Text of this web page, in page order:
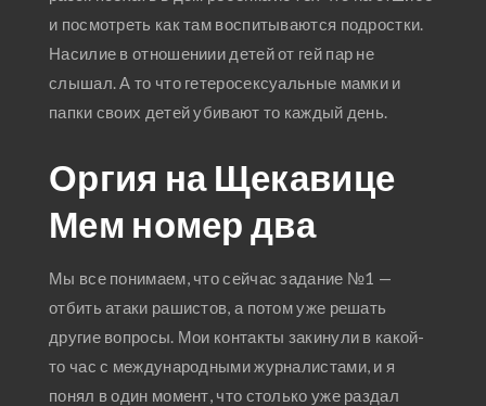
и посмотреть как там воспитываются подростки.
Насилие в отношениии детей от гей пар не
слышал. А то что гетеросексуальные мамки и
папки своих детей убивают то каждый день.
Оргия на Щекавице
Мем номер два
Мы все понимаем, что сейчас задание №1 —
отбить атаки рашистов, а потом уже решать
другие вопросы. Мои контакты закинули в какой-
то час с международными журналистами, и я
понял в один момент, что столько уже раздал